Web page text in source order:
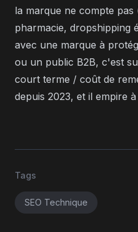
la marque ne compte pas
pharmacie, dropshipping
avec une marque à
ou un public B2B, c'est
court terme / coût de
depuis 2023, et il empire
Tags
SEO Technique